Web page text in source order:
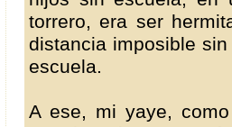
torrero, era ser
distancia imposible
escuela.
A ese, mi yaye,